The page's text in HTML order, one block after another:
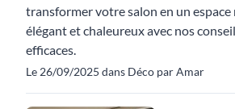
transformer votre salon en un espace
élégant et chaleureux avec nos
efficaces.
Le 26/09/2025 dans Déco par Amar